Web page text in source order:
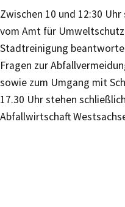
Zwischen 10 und 12:30
vom Amt für
Stadtreinigung
Fragen zur
sowie zum Umgang mit
17.30 Uhr stehen
Abfallwirtschaft